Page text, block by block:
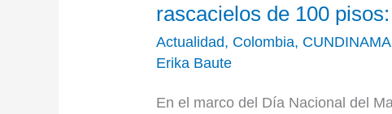
rascacielos de 100
Actualidad, Colombia,
Erika Baute
En el marco del Día Nacional del
como
llenar
rascacielos